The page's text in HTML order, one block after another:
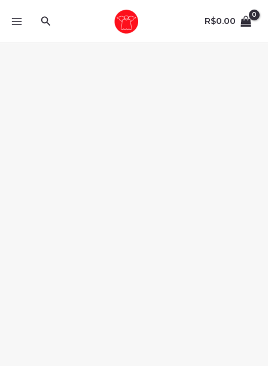
para
Pesquisar R$0.00